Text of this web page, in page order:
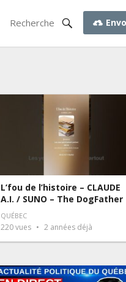
L’fou de l’histoire – CLAUDE
A.I. / SUNO – The DogFather
QUÉBEC
220vues 2 années déjà